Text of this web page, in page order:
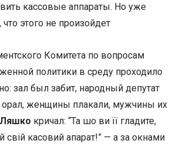
кассовые аппараты. Но уже
этого не произойдет
Комитета по вопросам
политики в среду проходило
зал был забит, народный депутат
орал, женщины плакали, мужчины их
Ляшко кричал: “Та шо ви її гладите,
свій касовий апарат!” — а за окнами